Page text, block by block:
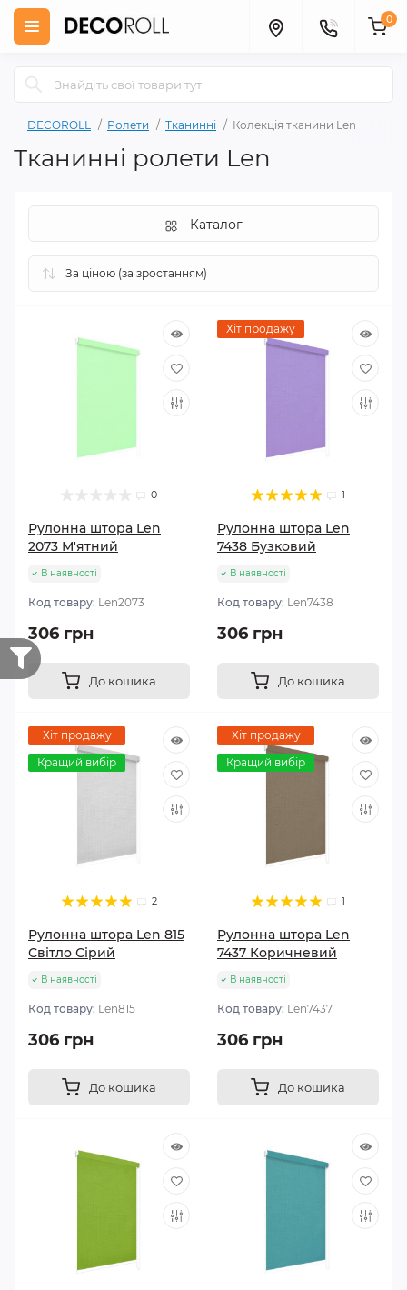
0
DECOROLL Ролети Тканинні Колекція тканини Len
Тканинні ролети Len
Каталог
0
Рулонна штора Len
2073 М'ятний
В наявності
Код товару: Len2073
306 грн
До кошика
Хіт продажу
1
Рулонна штора Len
7438 Бузковий
В наявності
Код товару: Len7438
306 грн
До кошика
Хіт продажу
Кращий вибір
2
Рулонна штора Len 815
Світло Сірий
В наявності
Код товару: Len815
306 грн
До кошика
Хіт продажу
Кращий вибір
1
Рулонна штора Len
7437 Коричневий
В наявності
Код товару: Len7437
306 грн
До кошика